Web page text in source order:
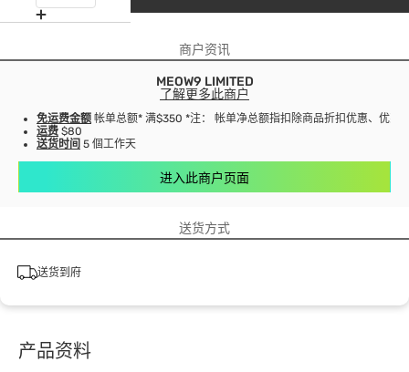
商户资讯
MEOW9 LIMITED
了解更多此商户
免运费金额 帐单总额* 满$350 *注： 帐单净总额指扣除商品折扣优惠、优惠
运费 $80
送货时间 5 個工作天
进入此商户页面
送货方式
送货到府
产品资料